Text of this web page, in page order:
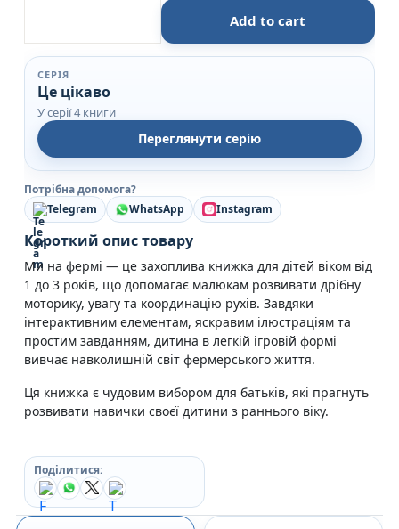
Ми на фермі Це цікаво - Книжкова хата quantity
Add to cart
СЕРІЯ
Це цікаво
У серії 4 книги
Переглянути серію
Потрібна допомога?
Telegram
WhatsApp Instagram
Короткий опис товару
Ми на фермі — це захоплива книжка для дітей віком від
1 до 3 років, що допомагає малюкам розвивати дрібну
моторику, увагу та координацію рухів. Завдяки
інтерактивним елементам, яскравим ілюстраціям та
простим завданням, дитина в легкій ігровій формі
вивчає навколишній світ фермерського життя.
Ця книжка є чудовим вибором для батьків, які прагнуть
розвивати навички своєї дитини з раннього віку.
Поділитися: